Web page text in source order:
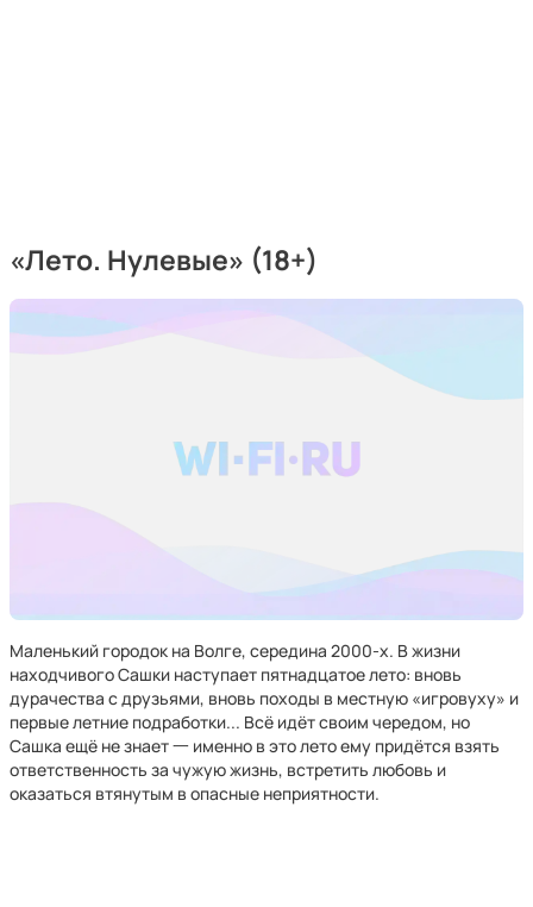
«Лето. Нулевые» (18+)
Маленький городок на Волге, середина 2000-х. В жизни
находчивого Сашки наступает пятнадцатое лето: вновь
дурачества с друзьями, вновь походы в местную «игровуху» и
первые летние подработки... Всё идёт своим чередом, но
Сашка ещё не знает 一 именно в это лето ему придётся взять
ответственность за чужую жизнь, встретить любовь и
оказаться втянутым в опасные неприятности.